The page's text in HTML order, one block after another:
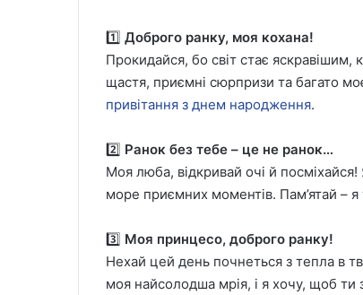
1️⃣ Доброго ранку, моя кохана!
Прокидайся, бо світ стає
щастя, приємні сюрпризи та багато
привітання з днем народження.
2️⃣ Ранок без тебе – це не ранок…
Моя люба, відкривай очі й
море приємних моментів. Пам’ятай –
3️⃣ Моя принцесо, доброго ранку!
Нехай цей день почнеться з тепла в
моя найсолодша мрія, і я хочу, щоб ти